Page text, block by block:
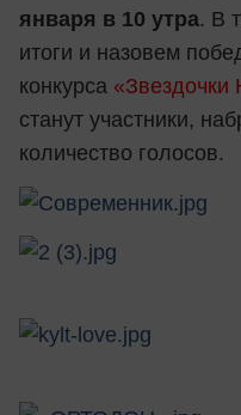
января в 10 утра. В
итоги и назовем
конкурса «Звездочки
станут участники,
количество голосов.